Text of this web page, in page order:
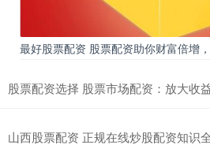
最好股票配资 股票配资助你财富倍增
股票配资选择 股票市场配资：放大收
山西股票配资 正规在线炒股配资知识